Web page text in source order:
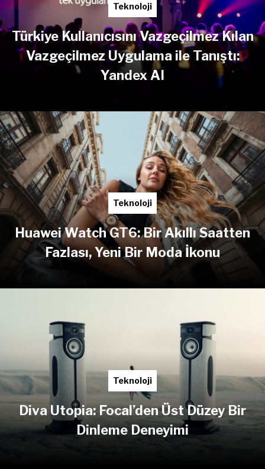
Teknoloji
Türkiye Kullanıcısını Vazgeçilmez Kılan
Vazgeçilmez Uygulama ile Tanıştı:
Yandex AI
Teknoloji
Huawei Watch GT6: Bir Akıllı Saatten
Fazlası, Yeni Bir Moda İkonu
Teknoloji
Diva Utopia: Focal’den Üst Düzey Bir
Dinleme Deneyimi